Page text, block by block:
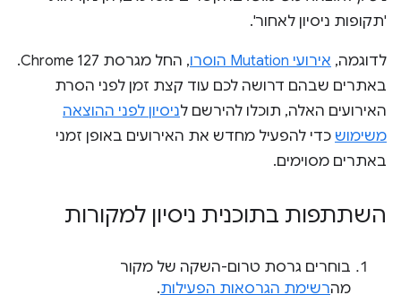
'תקופות ניסיון לאחור'.
לדוגמה, אירועי Mutation הוסרו
, החל מגרסת Chrome 127.
באתרים שבהם דרושה לכם עוד קצת זמן לפני הסרת
האירועים האלה, תוכלו להירשם לניסיון לפני ההוצאה
משימוש כדי להפעיל מחדש את האירועים באופן זמני
באתרים מסוימים.
השתתפות בתוכנית ניסיון למקורות
בוחרים גרסת טרום-השקה של מקור
מהרשימת הגרסאות הפעילות.